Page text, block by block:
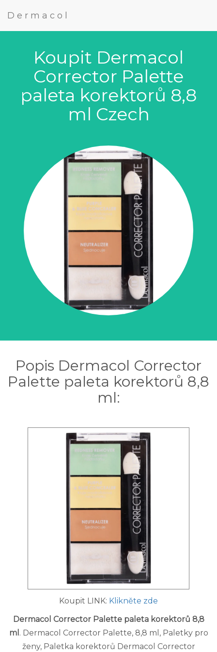
Dermacol
Koupit Dermacol
Corrector Palette
paleta korektorů 8,8
ml Czech
Popis Dermacol Corrector
Palette paleta korektorů 8,8
ml:
Koupit LINK: Klikněte zde
Dermacol Corrector Palette paleta korektorů 8,8
ml . Dermacol Corrector Palette, 8,8 ml, Paletky pro
ženy, Paletka korektorů Dermacol Corrector